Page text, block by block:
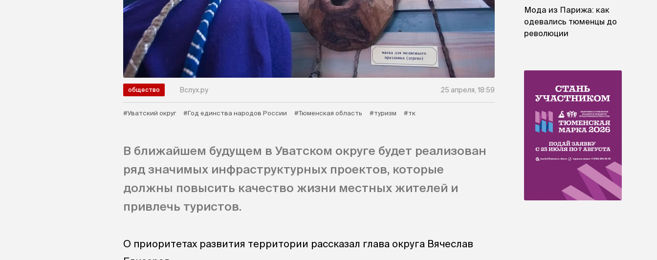
общество Вслух.ру 25 апреля, 18:59
#Уватский округ #Год единства народов России #Тюменская область #туризм #тк
В ближайшем будущем в Уватском округе будет реализован
ряд значимых инфраструктурных проектов, которые
должны повысить качество жизни местных жителей и
привлечь туристов.
О приоритетах развития территории рассказал глава округа Вячеслав
Мода из Парижа: как
одевались тюменцы до
революции